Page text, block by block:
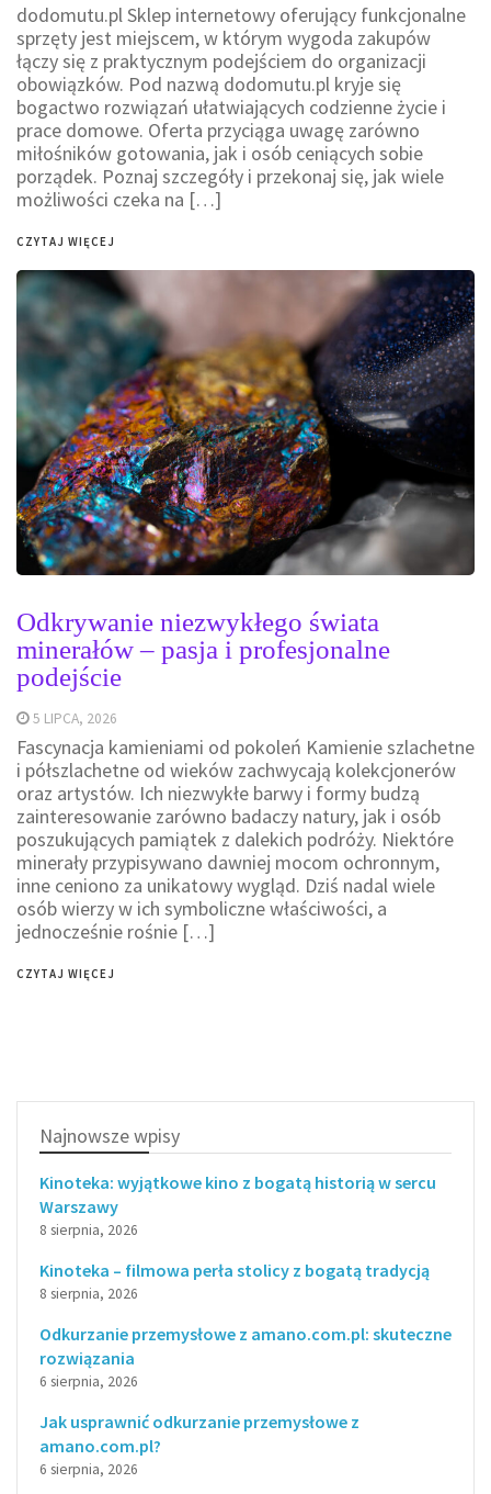
dodomutu.pl Sklep internetowy oferujący funkcjonalne
sprzęty jest miejscem, w którym wygoda zakupów
łączy się z praktycznym podejściem do organizacji
obowiązków. Pod nazwą dodomutu.pl kryje się
bogactwo rozwiązań ułatwiających codzienne życie i
prace domowe. Oferta przyciąga uwagę zarówno
miłośników gotowania, jak i osób ceniących sobie
porządek. Poznaj szczegóły i przekonaj się, jak wiele
możliwości czeka na […]
CZYTAJ WIĘCEJ
Odkrywanie niezwykłego świata
minerałów – pasja i profesjonalne
podejście
5 LIPCA, 2026
Fascynacja kamieniami od pokoleń Kamienie szlachetne
i półszlachetne od wieków zachwycają kolekcjonerów
oraz artystów. Ich niezwykłe barwy i formy budzą
zainteresowanie zarówno badaczy natury, jak i osób
poszukujących pamiątek z dalekich podróży. Niektóre
minerały przypisywano dawniej mocom ochronnym,
inne ceniono za unikatowy wygląd. Dziś nadal wiele
osób wierzy w ich symboliczne właściwości, a
jednocześnie rośnie […]
CZYTAJ WIĘCEJ
Najnowsze wpisy
Kinoteka: wyjątkowe kino z bogatą historią w sercu
Warszawy
8 sierpnia, 2026
Kinoteka – filmowa perła stolicy z bogatą tradycją
8 sierpnia, 2026
Odkurzanie przemysłowe z amano.com.pl: skuteczne
rozwiązania
6 sierpnia, 2026
Jak usprawnić odkurzanie przemysłowe z
amano.com.pl?
6 sierpnia, 2026